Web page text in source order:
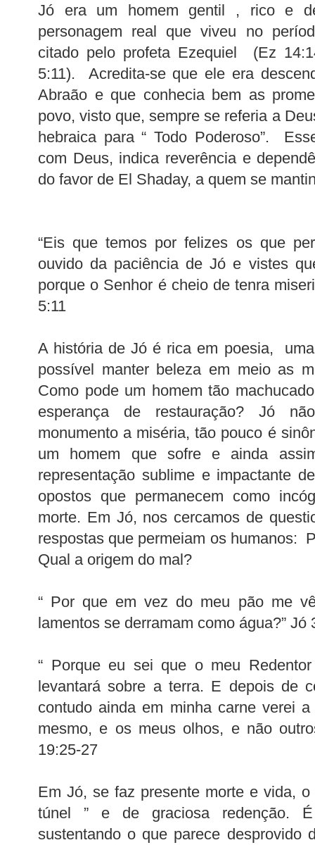
Jó era um homem gentil , rico e
personagem real que viveu no
citado pelo profeta Ezequiel (Ez
5:11). Acredita-se que ele era
Abraão e que conhecia bem as
povo, visto que, sempre se referia a
hebraica para “ Todo Poderoso”.
com Deus, indica reverência e
do favor de El Shaday, a quem se
“Eis que temos por felizes os que
ouvido da paciência de Jó e vistes
porque o Senhor é cheio de tenra
5:11
A história de Jó é rica em poesia,
possível manter beleza em meio as
Como pode um homem tão
esperança de restauração? Jó
monumento a miséria, tão pouco é
um homem que sofre e ainda
representação sublime e impactante
opostos que permanecem como
morte. Em Jó, nos cercamos de
respostas que permeiam os humanos:
Qual a origem do mal?
“ Por que em vez do meu pão me
lamentos se derramam como água?” Jó
“ Porque eu sei que o meu
levantará sobre a terra. E depois de
contudo ainda em minha carne verei
mesmo, e os meus olhos, e não
19:25-27
Em Jó, se faz presente morte e vida,
túnel ” e de graciosa redenção.
sustentando o que parece desprovido